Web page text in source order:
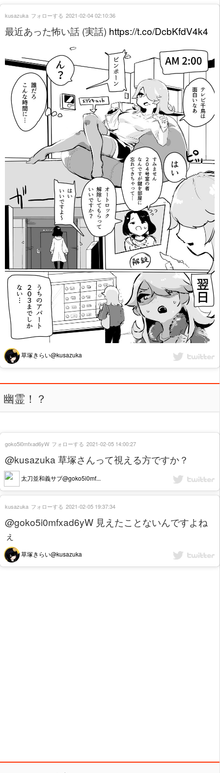
最近あった怖い話 (実話) https://t.co/DcbKfdV4k4
草塚きらい@kusazuka
kusazuka フォローする 2021-02-04 02:10:36
幽霊！？
@kusazuka 草塚さんって視える方ですか？
太刀並和義サブ@goko5i0mf...
goko5i0mfxad6yW フォローする 2021-02-05 14:00:27
@goko5i0mfxad6yW 見えたことないんですよね
ぇ
草塚きらい@kusazuka
kusazuka フォローする 2021-02-05 19:37:34